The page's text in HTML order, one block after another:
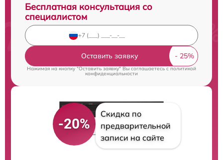
Бесплатная консультация со
специалистом
Оставить заявку
Нажимая на кнопку "Оставить заявку" Вы соглашаетесь cполитикой
конфиденциальности
-20%
Скидка по
предварительной
записи на сайте